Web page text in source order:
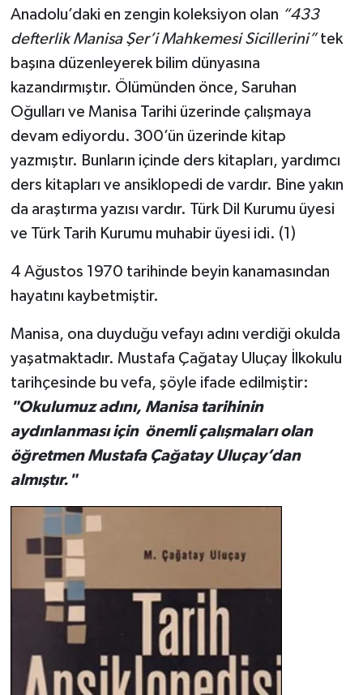
Anadolu’daki en zengin koleksiyon olan “433
defterlik Manisa Şer’i Mahkemesi Sicillerini”tek
başına düzenleyerek bilim dünyasına
kazandırmıştır. Ölümünden önce, Saruhan
Oğulları ve Manisa Tarihi üzerinde çalışmaya
devam ediyordu. 300’ün üzerinde kitap
yazmıştır. Bunların içinde ders kitapları, yardımcı
ders kitapları ve ansiklopedi de vardır. Bine yakın
da araştırma yazısı vardır. Türk Dil Kurumu üyesi
ve Türk Tarih Kurumu muhabir üyesi idi. (1)
4 Ağustos 1970 tarihinde beyin kanamasından
hayatını kaybetmiştir.
Manisa, ona duyduğu vefayı adını verdiği okulda
yaşatmaktadır. Mustafa Çağatay Uluçay İlkokulu
tarihçesinde bu vefa, şöyle ifade edilmiştir:
"Okulumuz adını, Manisa tarihinin
aydınlanması için önemli çalışmaları olan
öğretmen Mustafa Çağatay Uluçay’dan
almıştır."